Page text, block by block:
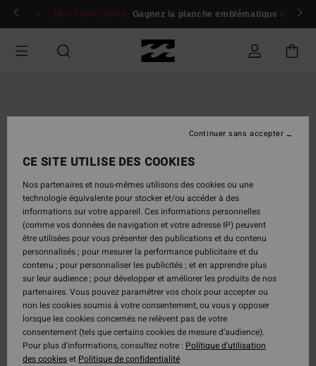
Passer
Se connecter / s'inscrire
JEU CONCOURS Gagnez la planche emblématique d'Andy
CE SITE UTILISE DES COOKIES
Nos partenaires et nous-mêmes utilisons des cookies ou une
technologie équivalente pour stocker et/ou accéder à des
informations sur votre appareil. Ces informations personnelles
(comme vos données de navigation et votre adresse IP) peuvent
être utilisées pour vous présenter des publications et du contenu
personnalisés ; pour mesurer la performance publicitaire et du
contenu ; pour personnaliser les publicités ; et en apprendre plus
sur leur audience ; pour développer et améliorer les produits de nos
partenaires. Vous pouvez paramétrer vos choix pour accepter ou
non les cookies soumis à votre consentement, ou vous y opposer
lorsque les cookies concernés ne relèvent pas de votre
consentement (tels que certains cookies de mesure d’audience).
Pour plus d'informations, consultez notre : Politique d'utilisation
des cookieset Politique de confidentialité
Continuer sans accepter